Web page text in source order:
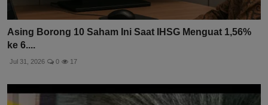
Asing Borong 10 Saham Ini Saat IHSG Menguat 1,56%
ke 6....
Jul 31, 2026 0 17